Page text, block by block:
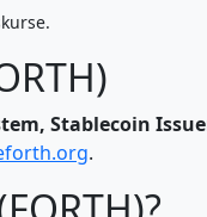
Stablecoin
.